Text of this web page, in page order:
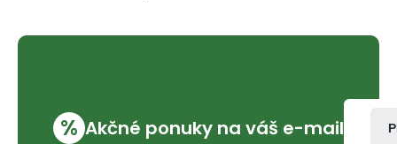
% Akčné ponuky na váš e-mail